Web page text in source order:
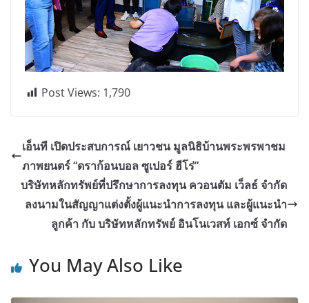
Post Views: 1,790
เอ็นที เปิดประสบการณ์ เยาวชน มูลนิธิบ้านพระพรพาชม
ภาพยนตร์ “ดราก้อนบอล ซูเปอร์ ฮีโร่”
บริษัทหลักทรัพย์ที่ปรึกษาการลงทุน ควอนตัม เว็ลธ์ จำกัด
ลงนามในสัญญาแต่งตั้งผู้แนะนำการลงทุน และผู้แนะนำ
ลูกค้า กับ บริษัทหลักทรัพย์ อินโนเวสท์ เอกซ์ จำกัด
You May Also Like